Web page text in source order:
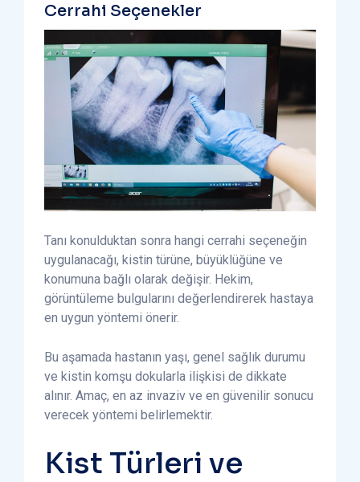
Cerrahi Seçenekler
Tanı konulduktan sonra hangi cerrahi seçeneğin
uygulanacağı, kistin türüne, büyüklüğüne ve
konumuna bağlı olarak değişir. Hekim,
görüntüleme bulgularını değerlendirerek hastaya
en uygun yöntemi önerir.
Bu aşamada hastanın yaşı, genel sağlık durumu
ve kistin komşu dokularla ilişkisi de dikkate
alınır. Amaç, en az invaziv ve en güvenilir sonucu
verecek yöntemi belirlemektir.
Kist Türleri ve